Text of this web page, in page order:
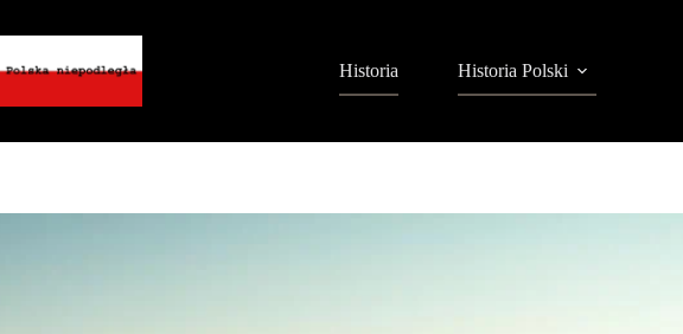
Historia
Historia Polski